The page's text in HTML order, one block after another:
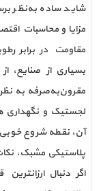
شاید ساده به‌نظر
مزایا و محاسبات
مقاومت در برابر
بسیاری از صنایع،
مقرون‌به‌صرفه به
لجستیک و نگهداری
آن، نقطه شروع
پلاستیکی مشبک،
اگر دنبال